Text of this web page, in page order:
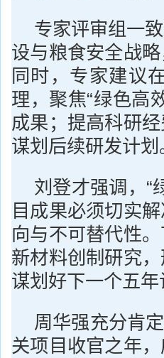
专家评审组一
设与粮食安全战
同时，专家建议
理，聚焦“绿色高
成果；提高科研
谋划后续研发计划
刘登才强调，“
目成果必须切实
向与不可替代性
新材料创制研究
谋划好下一个五年
周华强充分肯
关项目收官之年